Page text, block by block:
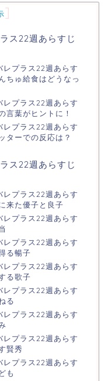
]
ス22週あらすじ
レプラス22週あらす
ちゅ給食はどうなっ
レプラス22週あらす
言葉がヒントに！
レプラス22週あらす
ターでの反応は？
ス22週あらすじ
レプラス22週あらす
来た優子と良子
レプラス22週あらす
レプラス22週あらす
る暢子
レプラス22週あらす
る歌子
レプラス22週あらす
る
レプラス22週あらす
レプラス22週あらす
賢秀
レプラス22週あらす
も